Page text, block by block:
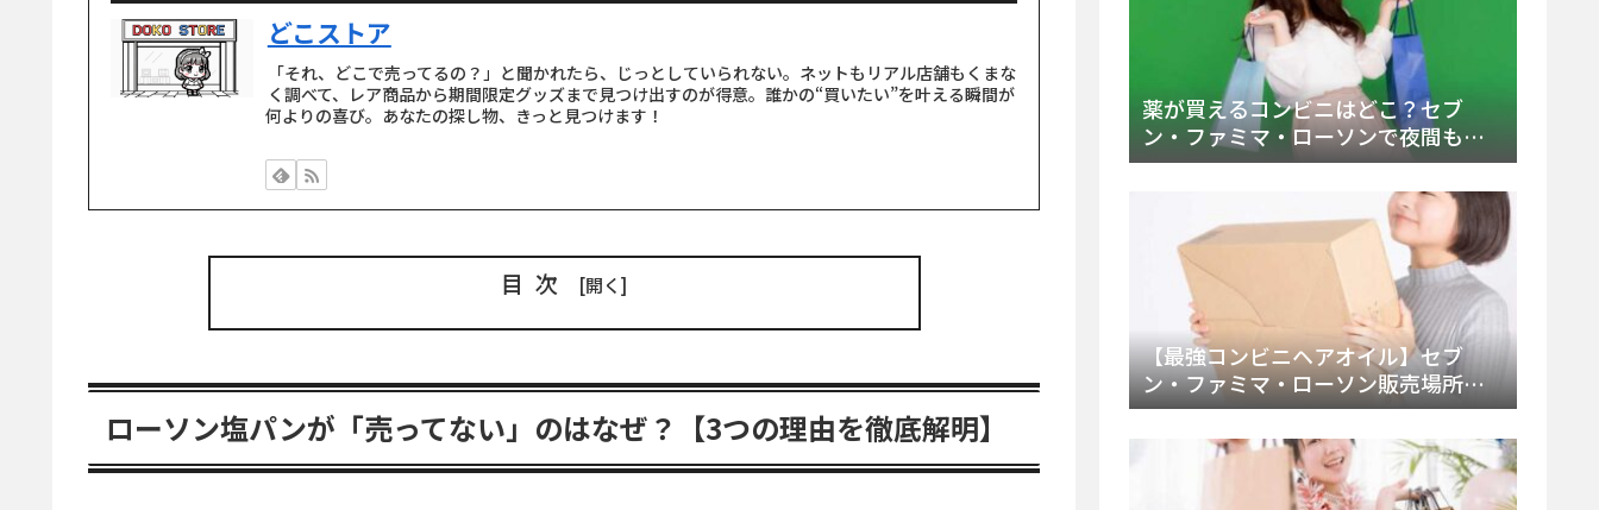
どこストア
「それ、どこで売ってるの？」と聞かれたら、じっとしていられない。ネットもリアル店舗もくまな
く調べて、レア商品から期間限定グッズまで見つけ出すのが得意。誰かの“買いたい”を叶える瞬間が
何よりの喜び。あなたの探し物、きっと見つけます！
目次
ローソン塩パンが「売ってない」のはなぜ？【3つの理由を徹底解明】
薬が買えるコンビニはどこ？セブ
ン・ファミマ・ローソンで夜間も買
える市販薬の種類と販売店の探し方
【最強コンビニヘアオイル】セブ
ン・ファミマ・ローソン販売場所
は？今すぐ買えるおすすめ市販品を
徹底調査！